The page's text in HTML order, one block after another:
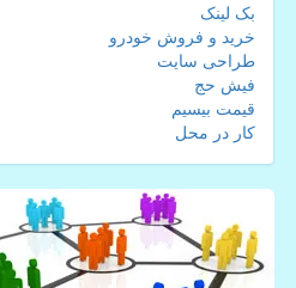
بک لینک
خرید و فروش خودرو
طراحی سایت
فیش حج
قیمت بیسیم
کار در محل